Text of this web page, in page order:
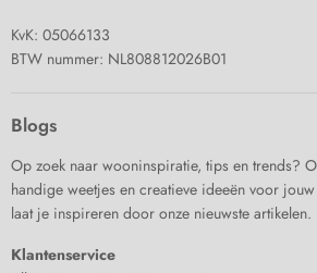
KvK: 05066133
BTW nummer: NL808812026B01
Blogs
Op zoek naar wooninspiratie, tips en trends?
handige weetjes en creatieve ideeën voor
laat je inspireren door onze nieuwste artikelen.
Klantenservice